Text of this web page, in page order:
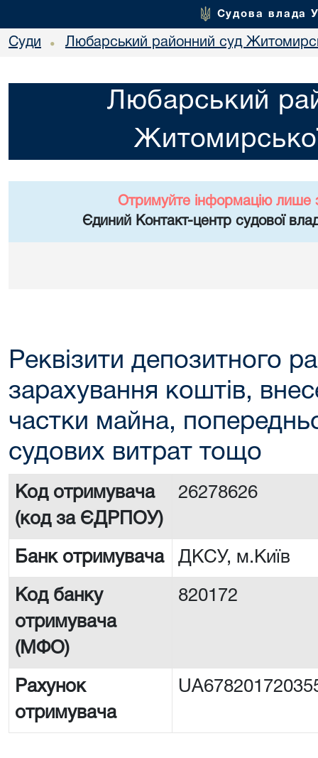
Судова влада
Суди • Любарський районний суд
Любарський
Отримуйте інформацію лише
Єдиний Контакт-центр судової
Реквізити депозитного
зарахування коштів,
частки майна,
судових витрат тощо
Код отримувача
(код за ЄДРПОУ)
26278626
Банк отримувача ДКСУ, м.Київ
Код банку
отримувача
(МФО)
820172
Рахунок
отримувача